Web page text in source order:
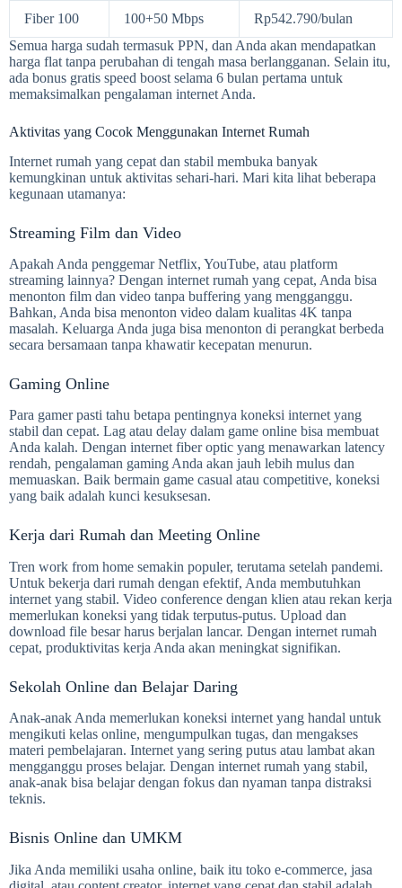
Fiber 100 100+50 Mbps
Rp542.790/bulan
Semua harga sudah termasuk PPN, dan Anda akan mendapatkan
harga flat tanpa perubahan di tengah masa berlangganan. Selain itu,
ada bonus gratis speed boost selama 6 bulan pertama untuk
memaksimalkan pengalaman internet Anda.
Aktivitas yang Cocok Menggunakan Internet Rumah
Internet rumah yang cepat dan stabil membuka banyak
kemungkinan untuk aktivitas sehari-hari. Mari kita lihat beberapa
kegunaan utamanya:
Streaming Film dan Video
Apakah Anda penggemar Netflix, YouTube, atau platform
streaming lainnya? Dengan internet rumah yang cepat, Anda bisa
menonton film dan video tanpa buffering yang mengganggu.
Bahkan, Anda bisa menonton video dalam kualitas 4K tanpa
masalah. Keluarga Anda juga bisa menonton di perangkat berbeda
secara bersamaan tanpa khawatir kecepatan menurun.
Gaming Online
Para gamer pasti tahu betapa pentingnya koneksi internet yang
stabil dan cepat. Lag atau delay dalam game online bisa membuat
Anda kalah. Dengan internet fiber optic yang menawarkan latency
rendah, pengalaman gaming Anda akan jauh lebih mulus dan
memuaskan. Baik bermain game casual atau competitive, koneksi
yang baik adalah kunci kesuksesan.
Kerja dari Rumah dan Meeting Online
Tren work from home semakin populer, terutama setelah pandemi.
Untuk bekerja dari rumah dengan efektif, Anda membutuhkan
internet yang stabil. Video conference dengan klien atau rekan kerja
memerlukan koneksi yang tidak terputus-putus. Upload dan
download file besar harus berjalan lancar. Dengan internet rumah
cepat, produktivitas kerja Anda akan meningkat signifikan.
Sekolah Online dan Belajar Daring
Anak-anak Anda memerlukan koneksi internet yang handal untuk
mengikuti kelas online, mengumpulkan tugas, dan mengakses
materi pembelajaran. Internet yang sering putus atau lambat akan
mengganggu proses belajar. Dengan internet rumah yang stabil,
anak-anak bisa belajar dengan fokus dan nyaman tanpa distraksi
teknis.
Bisnis Online dan UMKM
Jika Anda memiliki usaha online, baik itu toko e-commerce, jasa